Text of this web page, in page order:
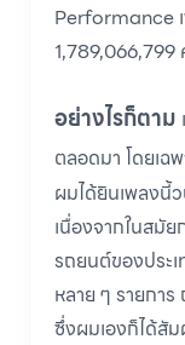
Performance
1,789,066,799
อย่างไรก็ตาม
ตลอดมา โดยเฉ
ผมได้ยินเพลงนี้
เนื่องจากในสมั
รถยนต์ของประเ
หลาย ๆ รายการ
ซึ่งผมเองก็ได้สั